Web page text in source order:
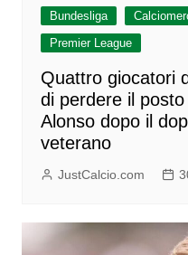
Bundesliga
Premier League
Quattro giocatori
di perdere il
Alonso dopo il
veterano
JustCalcio.com